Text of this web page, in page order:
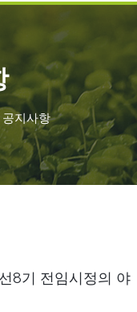
공지사항
8기 전임시정의 야